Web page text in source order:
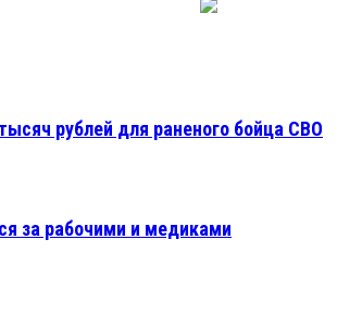
рублей для раненого бойца СВО
за рабочими и медиками